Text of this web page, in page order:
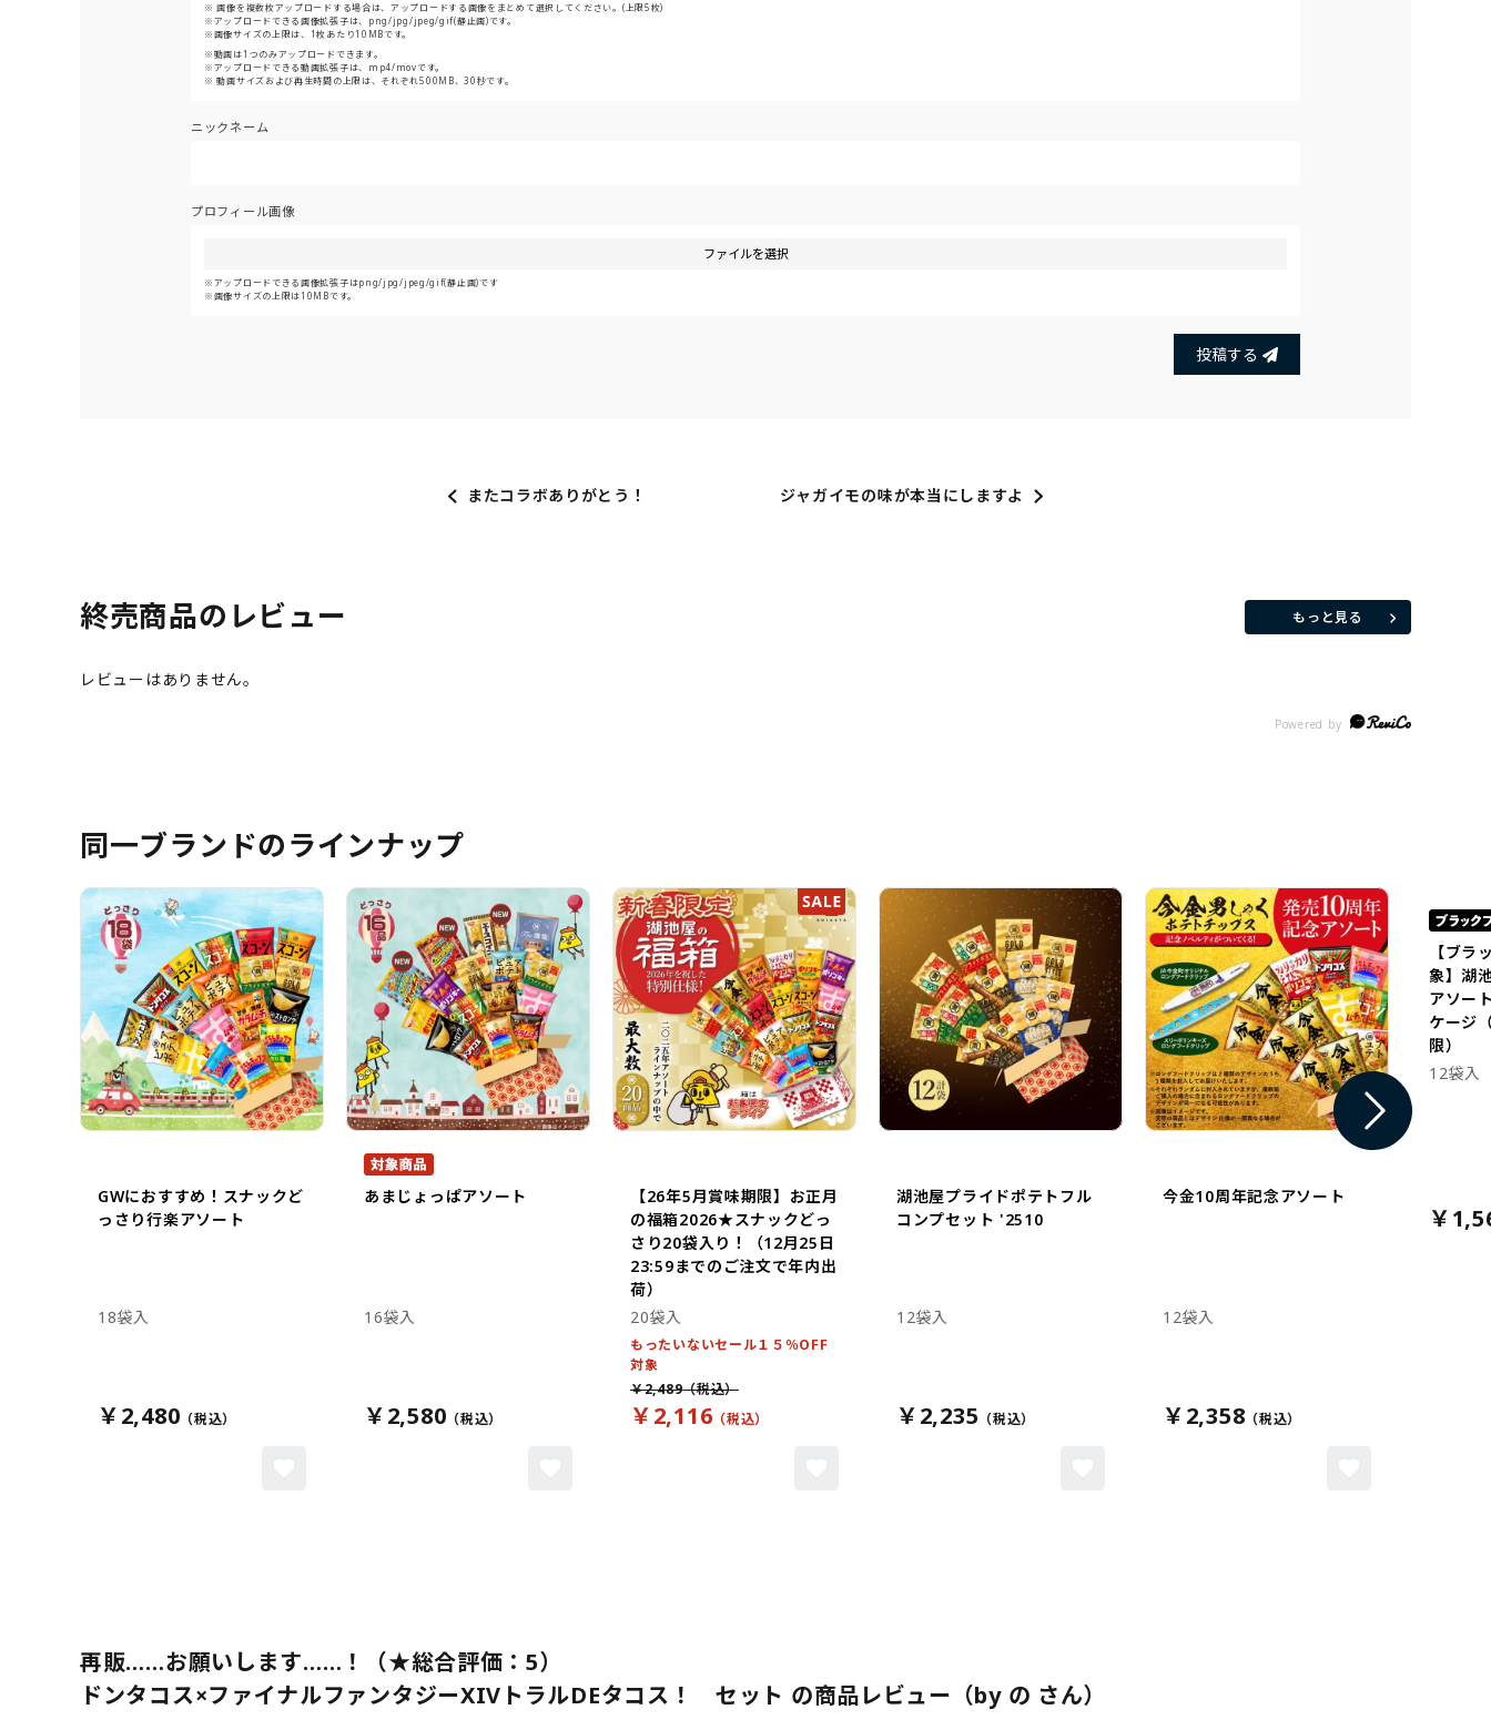
画像を複数枚アップロードする場合は、アップロードする画像をまとめて選択してください。(上限5枚)
アップロードできる画像拡張子は、png/jpg/jpeg/gif(静止画)です。
画像サイズの上限は、1枚あたり10MBです。
動画は1つのみアップロードできます。
アップロードできる動画拡張子は、mp4/movです。
動画サイズおよび再生時間の上限は、それぞれ500MB、30秒です。
ニックネーム
プロフィール画像
ファイルを選択
アップロードできる画像拡張子はpng/jpg/jpeg/gif(静止画)です
画像サイズの上限は10MBです。
投稿する
またコラボありがとう！ ジャガイモの味が本当にしますよ
終売商品のレビュー もっと見る
同一ブランドのラインナップ
GWにおすすめ！スナックど
っさり行楽アソート
18袋入
￥2,480
あまじょっぱアソート
16袋入
￥2,580
【26年5月賞味期限】お正月
の福箱2026★スナックどっ
さり20袋入り！（12月25日
23:59までのご注文で年内出
荷）
20袋入
もったいないセール１５％OFF
対象
￥2,116
￥2,489
湖池屋プライドポテトフル
コンプセット '2510
12袋入
￥2,235
今金10周年記念アソート
12袋入
￥2,358
【ブラ
象】湖
アソー
ケージ
限）
12袋入
￥
再販……お願いします……！（★総合評価：5）
ドンタコス×ファイナルファンタジーXIVトラルDEタコス！ セット の商品レビュー（by の さん）